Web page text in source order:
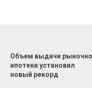
Объем выдачи
ипотеки установил
новый рекорд